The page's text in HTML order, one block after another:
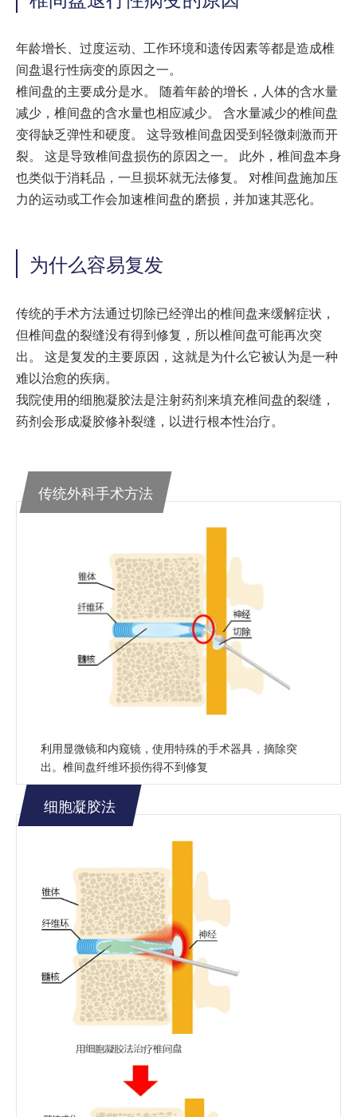
年龄增长、过度运动、工作环境和遗传因素等都是造成椎
间盘退行性病变的原因之一。
椎间盘的主要成分是水。 随着年龄的增长，人体的含水量
减少，椎间盘的含水量也相应减少。 含水量减少的椎间盘
变得缺乏弹性和硬度。 这导致椎间盘因受到轻微刺激而开
裂。 这是导致椎间盘损伤的原因之一。 此外，椎间盘本身
也类似于消耗品，一旦损坏就无法修复。 对椎间盘施加压
力的运动或工作会加速椎间盘的磨损，并加速其恶化。
为什么容易复发
传统的手术方法通过切除已经弹出的椎间盘来缓解症状，
但椎间盘的裂缝没有得到修复，所以椎间盘可能再次突
出。 这是复发的主要原因，这就是为什么它被认为是一种
难以治愈的疾病。
我院使用的细胞凝胶法是注射药剂来填充椎间盘的裂缝，
药剂会形成凝胶修补裂缝，以进行根本性治疗。
传统外科手术方法
利用显微镜和内窥镜，使用特殊的手术器具，摘除突
出。椎间盘纤维环损伤得不到修复
细胞凝胶法